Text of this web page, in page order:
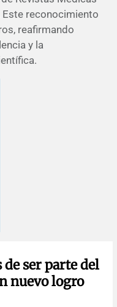
Este reconocimiento
reafirmando
y la
ser parte del
nuevo logro